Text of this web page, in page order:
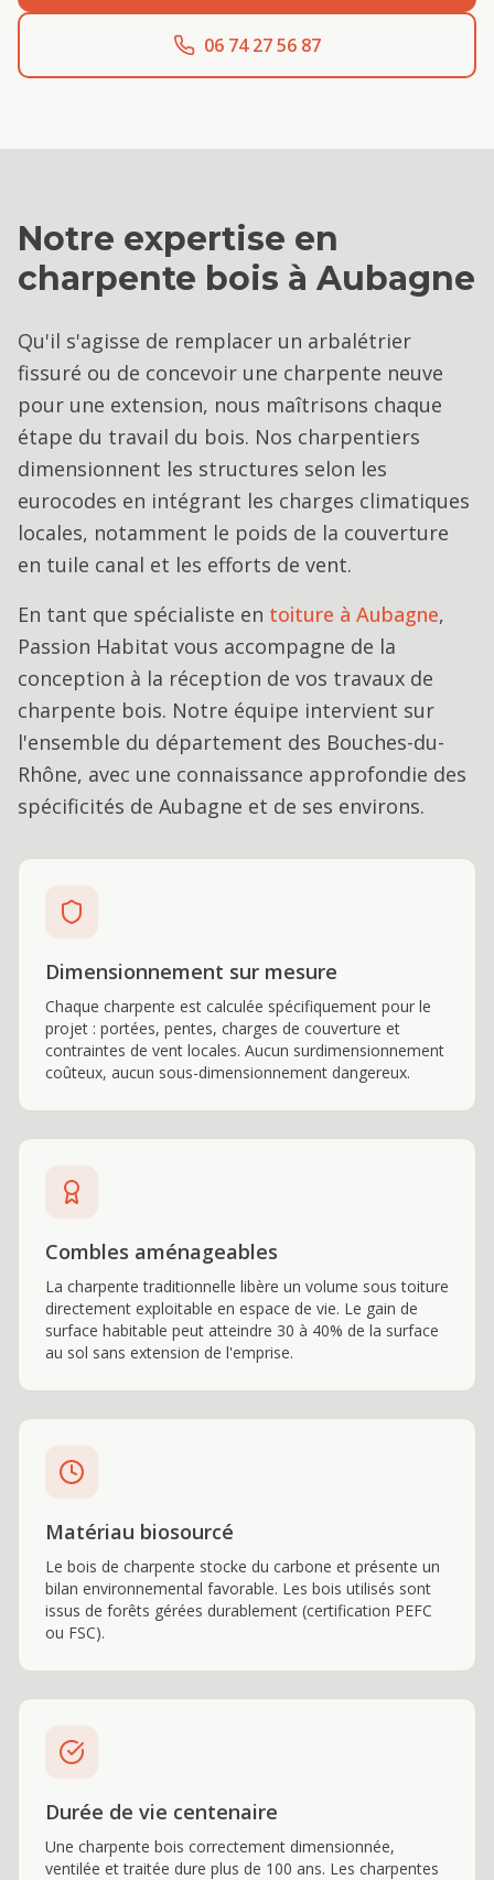
06 74 27 56 87
Notre expertise en
charpente bois à Aubagne
Qu'il s'agisse de remplacer un arbalétrier
fissuré ou de concevoir une charpente neuve
pour une extension, nous maîtrisons chaque
étape du travail du bois. Nos charpentiers
dimensionnent les structures selon les
eurocodes en intégrant les charges climatiques
locales, notamment le poids de la couverture
en tuile canal et les efforts de vent.
En tant que spécialiste en toiture à Aubagne,
Passion Habitat vous accompagne de la
conception à la réception de vos travaux de
charpente bois. Notre équipe intervient sur
l'ensemble du département des Bouches-du-
Rhône, avec une connaissance approfondie des
spécificités de Aubagne et de ses environs.
Dimensionnement sur mesure
Chaque charpente est calculée spécifiquement pour le
projet : portées, pentes, charges de couverture et
contraintes de vent locales. Aucun surdimensionnement
coûteux, aucun sous-dimensionnement dangereux.
Combles aménageables
La charpente traditionnelle libère un volume sous toiture
directement exploitable en espace de vie. Le gain de
surface habitable peut atteindre 30 à 40% de la surface
au sol sans extension de l'emprise.
Matériau biosourcé
Le bois de charpente stocke du carbone et présente un
bilan environnemental favorable. Les bois utilisés sont
issus de forêts gérées durablement (certification PEFC
ou FSC).
Durée de vie centenaire
Une charpente bois correctement dimensionnée,
ventilée et traitée dure plus de 100 ans. Les charpentes